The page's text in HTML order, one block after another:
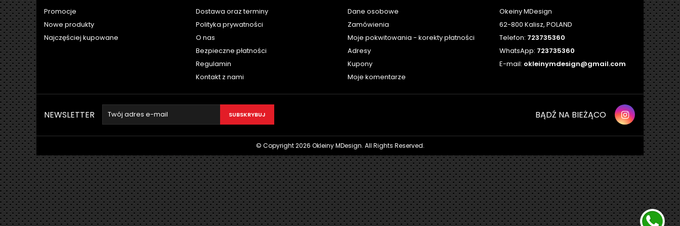
Promocje
Nowe produkty
Najczęściej kupowane
Dostawa oraz terminy
Polityka prywatności
O nas
Bezpieczne płatności
Regulamin
Kontakt z nami
Dane osobowe
Zamówienia
Moje pokwitowania - korekty płatności
Adresy
Kupony
Moje komentarze
Okeiny MDesign
62-800 Kalisz, POLAND
Telefon: 723735360
WhatsApp: 723735360
E-mail: okleinymdesign@gmail.com
NEWSLETTER BĄDŹ NA BIEŻĄCO
© Copyright 2026 Okleiny MDesign. All Rights Reserved.